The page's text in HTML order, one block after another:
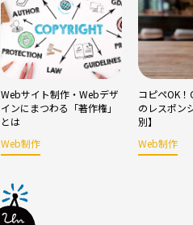
Webサイト制作・Webデザ
インにまつわる「著作権」
とは
Web制作
コピペOK
のレスポン
別】
Web制作